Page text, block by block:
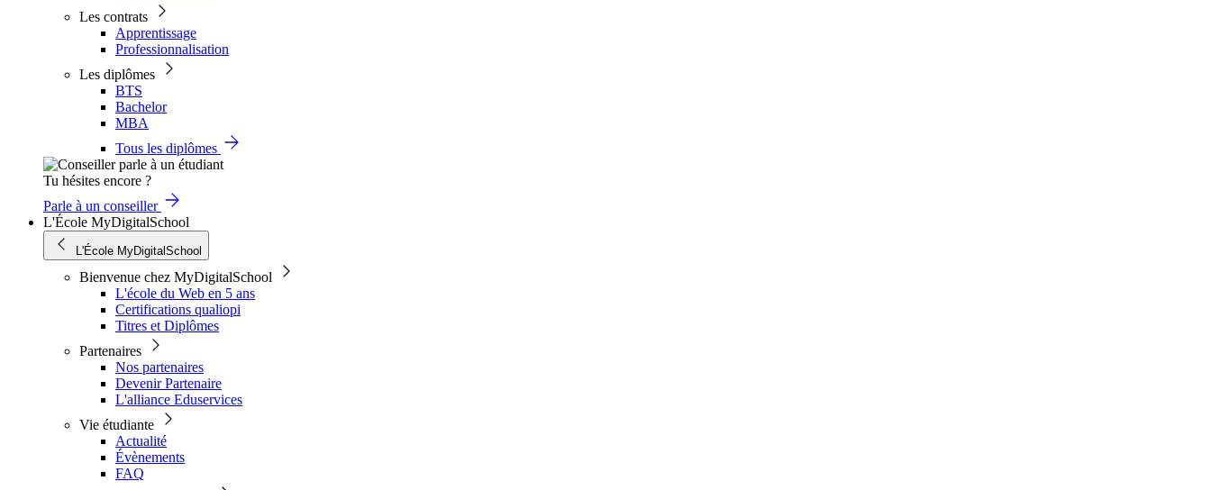
Les contrats
Apprentissage
Professionnalisation
Les diplômes
BTS
Bachelor
MBA
Tous les diplômes
Tu hésites encore ?
Parle à un conseiller
L'École MyDigitalSchool
L'École MyDigitalSchool
Bienvenue chez MyDigitalSchool
L'école du Web en 5 ans
Certifications qualiopi
Titres et Diplômes
Partenaires
Nos partenaires
Devenir Partenaire
L'alliance Eduservices
Vie étudiante
Actualité
Évènements
FAQ